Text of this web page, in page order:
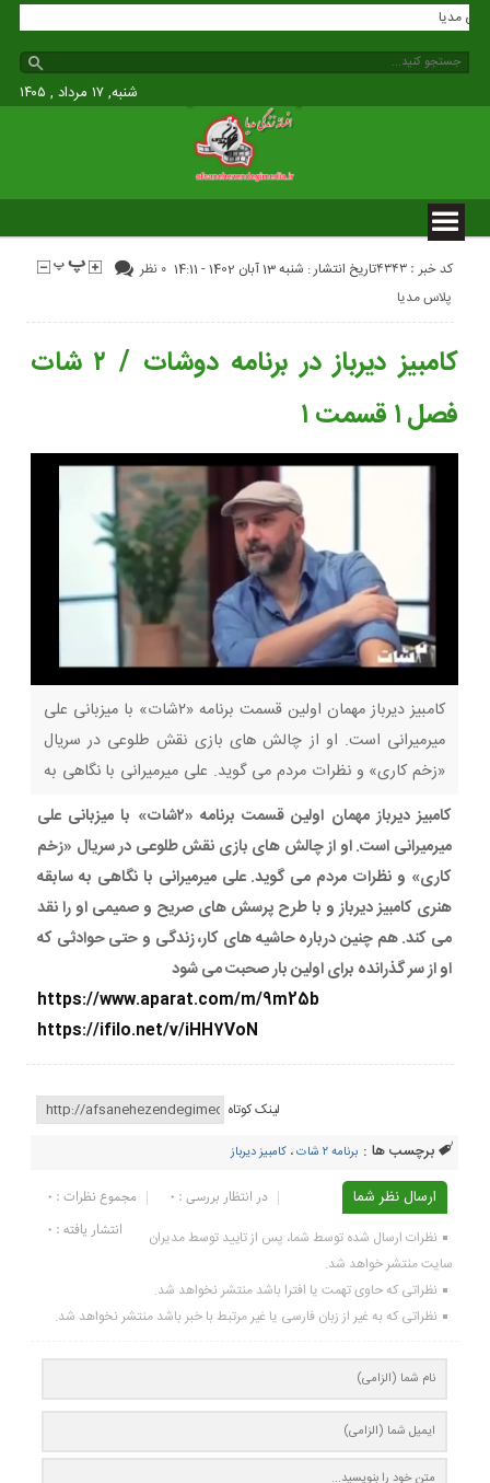
زندگی مدیا
شنبه, ۱۷ مرداد , ۱۴۰۵
کد خبر : 4343 تاریخ انتشار : شنبه 13 آبان 1402 - 14:11
۰ نظر
پلاس مدیا
کامبیز دیرباز در برنامه دوشات / ۲ شات
فصل ۱ قسمت ۱
کامبیز دیرباز مهمان اولین قسمت برنامه «۲شات» با میزبانی علی
میرمیرانی است. او از چالش های بازی نقش طلوعی در سریال
«زخم کاری» و نظرات مردم می گوید. علی میرمیرانی با نگاهی به
سابقه هنری کامبیز دیرباز و با طرح پرسش های صریح و صمیمی
او را نقد می کند. هم چنین درباره حاشیه های کار،
کامبیز دیرباز مهمان اولین قسمت برنامه «۲شات» با میزبانی علی
میرمیرانی است. او از چالش های بازی نقش طلوعی در سریال «زخم
کاری» و نظرات مردم می گوید. علی میرمیرانی با نگاهی به سابقه
هنری کامبیز دیرباز و با طرح پرسش های صریح و صمیمی او را نقد
می کند. هم چنین درباره حاشیه های کار، زندگی و حتی حوادثی که
او از سر گذرانده برای اولین بار صحبت می شود
https://www.aparat.com/m/9m25b
https://ifilo.net/v/iHH7VoN
لینک کوتاه
برچسب ها : برنامه ۲ شات ،کامبیز دیرباز
ارسال نظر شما مجموع نظرات : 0
در انتظار بررسی : 0
انتشار یافته : ۰
نظرات ارسال شده توسط شما، پس از تایید توسط مدیران
سایت منتشر خواهد شد.
نظراتی که حاوی تهمت یا افترا باشد منتشر نخواهد شد.
نظراتی که به غیر از زبان فارسی یا غیر مرتبط با خبر باشد منتشر نخواهد شد.